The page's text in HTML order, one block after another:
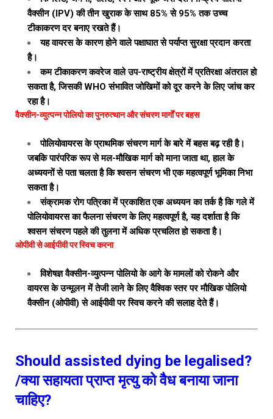
वैक्सीन (IPV) की तीन खुराक के साथ 85% से 95% तक उच्च
टीकाकरण दर बनाए रखते हैं।
यह वायरस के कारण होने वाले पक्षाघात से पर्याप्त सुरक्षा प्रदान करता
है।
कम टीकाकरण कवरेज वाले उप-राष्ट्रीय क्षेत्रों में प्रतिरक्षा अंतराल हो
सकता है, जिसकी WHO संभावित जोखिमों को दूर करने के लिए जांच कर
रहा है।
वैक्सीन-व्युत्पन्न पोलियो का पुनरुत्थान और संचरण मार्गों पर बहस
पोलियोवायरस के प्राथमिक संचरण मार्ग के बारे में बहस बढ़ रही है।
जबकि पारंपरिक रूप से मल-मौखिक मार्ग को माना जाता था, हाल के
अध्ययनों से पता चलता है कि श्वसन संचरण भी एक महत्वपूर्ण भूमिका निभा
सकता है।
संक्रामक रोग पत्रिका में प्रकाशित एक अध्ययन का तर्क है कि गले में
पोलियोवायरस का फैलना संचरण के लिए महत्वपूर्ण है, यह दर्शाता है कि
श्वसन संचरण पहले की तुलना में अधिक प्रचलित हो सकता है।
ओपीवी से आईपीवी पर स्विच करना
विशेषज्ञ वैक्सीन-व्युत्पन्न पोलियो के आगे के मामलों को रोकने और
वायरस के उन्मूलन में तेजी लाने के लिए वैश्विक स्तर पर मौखिक पोलियो
वैक्सीन (ओपीवी) से आईपीवी पर स्विच करने की सलाह देते हैं।
Should assisted dying be legalised?
/क्या सहायता प्राप्त मृत्यु को वैध बनाया जाना
चाहिए?